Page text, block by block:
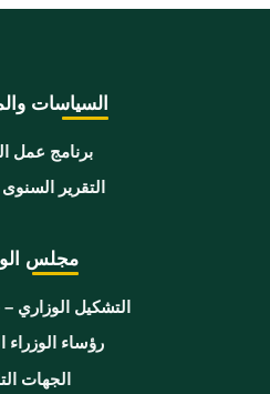
السياسات
برنامج عمل
التقرير
مجلس
التشكيل الوزاري
رؤساء الوزراء
الجهات